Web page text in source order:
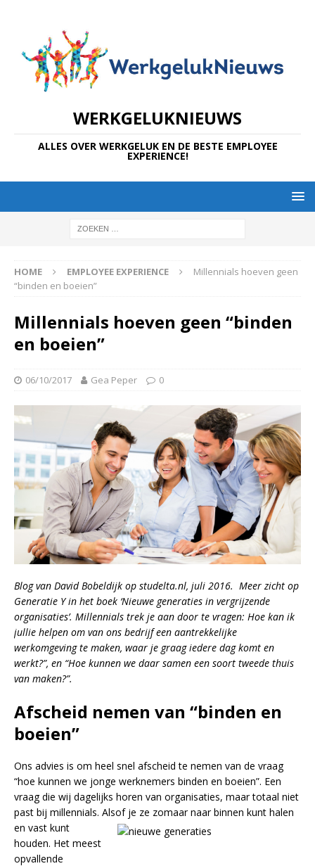
WERKGELUKNIEUWS
ALLES OVER WERKGELUK EN DE BESTE EMPLOYEE
EXPERIENCE!
HOME EMPLOYEE EXPERIENCE
Millennials hoeven geen
“binden en boeien”
Millennials hoeven geen “binden
en boeien”
06/10/2017 Gea Peper 0
Blog van David Bobeldijk op studelta.nl, juli 2016. Meer zicht op
Generatie Y in het boek ‘Nieuwe generaties in vergrijzende
organisaties’. Millennials trek je aan door te vragen: Hoe kan ik
jullie helpen om van ons bedrijf een aantrekkelijke
werkomgeving te maken, waar je graag iedere dag komt en
werkt?”, en “Hoe kunnen we daar samen een soort tweede thuis
van maken?”.
Afscheid nemen van “binden en
boeien”
Ons advies is om heel snel afscheid te nemen van de vraag
“hoe kunnen we jonge werknemers binden en boeien”. Een
vraag die wij dagelijks horen van organisaties, maar totaal niet
past bij millennials. Alsof je ze zomaar naar binnen kunt halen
en vast kunt
houden. Het meest
opvallende